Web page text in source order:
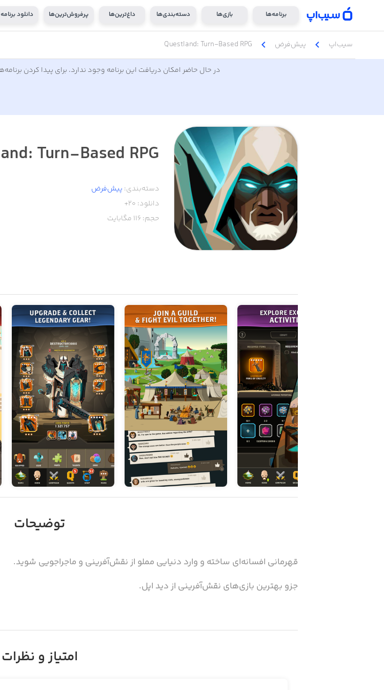
برنامه‌ها بازی‌ها دسته‌بندی‌ها داغ‌ترین‌ها پرفروش‌ترین‌ها دانلود
سیب‌اپ chevron_left پیش‌فرض chevron_left
Questland: Turn-Based RPG
در حال حاضر امکان دریافت این برنامه وجود ندارد. برای پیدا کردن
Turn-Based RPG
دسته‌بندی: پیش‌فرض
دانلود: 20+
حجم: 116 مگابایت
توضیحات
قهرمانی افسانه‌ای ساخته و وارد دنیایی مملو از نقش‌آفرینی و ماجراجویی شوید.
جزو بهترین بازی‌های نقش‌آفرینی از دید اپل.
نظرات کاربران:
امتیاز و نظرات